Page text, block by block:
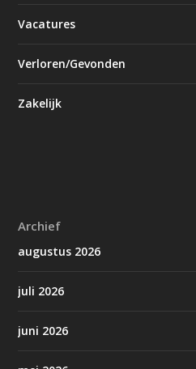
Vacatures
Verloren/Gevonden
Zakelijk
Archief
augustus 2026
juli 2026
juni 2026